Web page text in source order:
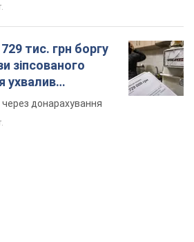
тис. грн боргу
зіпсованого
ухвалив
донарахування